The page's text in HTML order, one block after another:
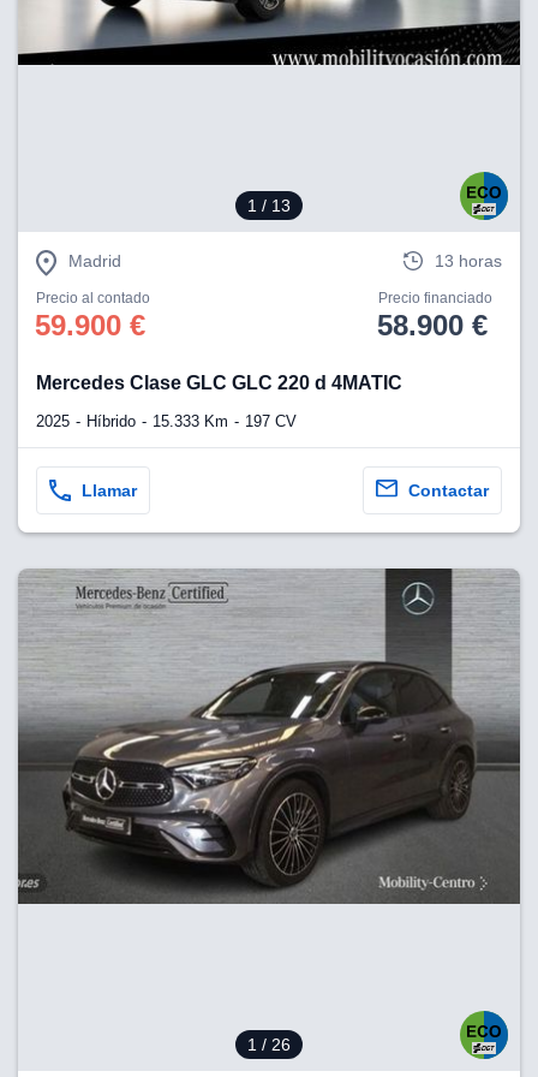
servicios.
socios
1 / 13
Madrid 13 horas
Precio al contado
59.900 €
Precio financiado
58.900 €
Mercedes Clase GLC GLC 220 d 4MATIC
2025 Híbrido 15.333 Km 197 CV
Llamar Contactar
1 / 26